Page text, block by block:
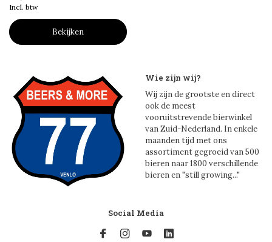
Incl. btw
Bekijken
Wie zijn wij?
Wij zijn de grootste en direct
ook de meest
vooruitstrevende bierwinkel
van Zuid-Nederland. In enkele
maanden tijd met ons
assortiment gegroeid van 500
bieren naar 1800 verschillende
bieren en "still growing..."
Social Media